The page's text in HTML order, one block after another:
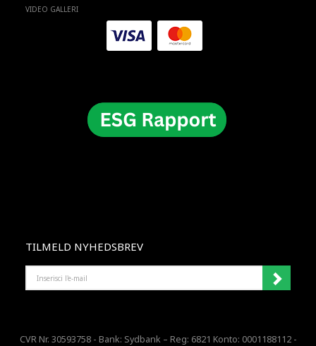
VIDEO GALLERI
TILMELD NYHEDSBREV
MAIL
CVR Nr. 30593758 - Bank: Sydbank – Reg: 6821 Konto: 0001188112 -